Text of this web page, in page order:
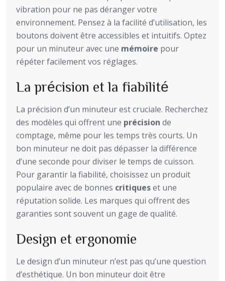
vibration pour ne pas déranger votre
environnement. Pensez à la facilité d’utilisation, les
boutons doivent être accessibles et intuitifs. Optez
pour un minuteur avec une mémoire pour
répéter facilement vos réglages.
La précision et la fiabilité
La précision d’un minuteur est cruciale. Recherchez
des modèles qui offrent une précision de
comptage, même pour les temps très courts. Un
bon minuteur ne doit pas dépasser la différence
d’une seconde pour diviser le temps de cuisson.
Pour garantir la fiabilité, choisissez un produit
populaire avec de bonnes critiqueset une
réputation solide. Les marques qui offrent des
garanties sont souvent un gage de qualité.
Design et ergonomie
Le design d’un minuteur n’est pas qu’une question
d’esthétique. Un bon minuteur doit être